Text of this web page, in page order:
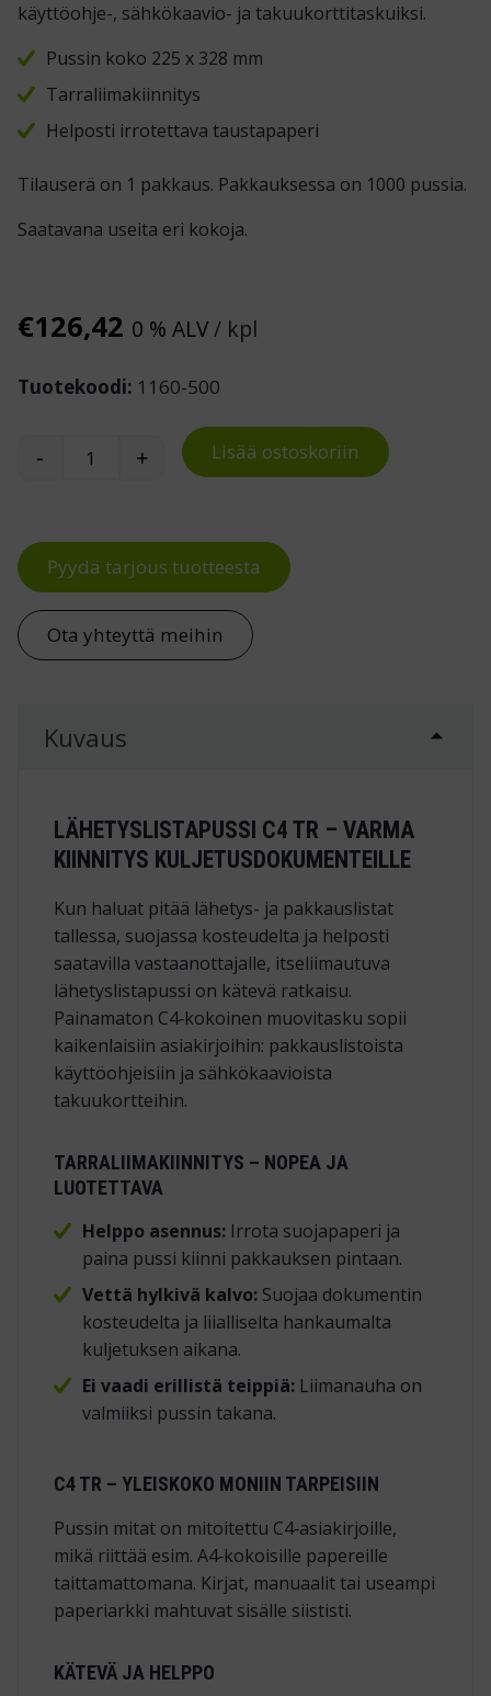
käyttöohje-, sähkökaavio- ja takuukorttitaskuiksi.
Pussin koko 225 x 328 mm
Tarraliimakiinnitys
Helposti irrotettava taustapaperi
Tilauserä on 1 pakkaus. Pakkauksessa on 1000 pussia.
Saatavana useita eri kokoja.
€126,42 0 % ALV/ kpl
Tuotekoodi: 1160-500
Lähetyslistapussi C4 TR, 1000 kpl määrä
- + Lisää ostoskoriin
Pyydä tarjous tuotteesta
Ota yhteyttä meihin
Kuvaus
LÄHETYSLISTAPUSSI C4 TR – VARMA
KIINNITYS KULJETUSDOKUMENTEILLE
Kun haluat pitää lähetys- ja pakkauslistat
tallessa, suojassa kosteudelta ja helposti
saatavilla vastaanottajalle, itseliimautuva
lähetyslistapussi on kätevä ratkaisu.
Painamaton C4‑kokoinen muovitasku sopii
kaikenlaisiin asiakirjoihin: pakkauslistoista
käyttöohjeisiin ja sähkökaavioista
takuukortteihin.
TARRALIIMAKIINNITYS – NOPEA JA
LUOTETTAVA
Helppo asennus:Irrota suojapaperi ja
paina pussi kiinni pakkauksen pintaan.
Vettä hylkivä kalvo:Suojaa dokumentin
kosteudelta ja liialliselta hankaumalta
kuljetuksen aikana.
Ei vaadi erillistä teippiä:Liimanauha on
valmiiksi pussin takana.
C4 TR – YLEISKOKO MONIIN TARPEISIIN
Pussin mitat on mitoitettu C4‑asiakirjoille,
mikä riittää esim. A4‑kokoisille papereille
taittamattomana. Kirjat, manuaalit tai useampi
paperiarkki mahtuvat sisälle siististi.
KÄTEVÄ JA HELPPO